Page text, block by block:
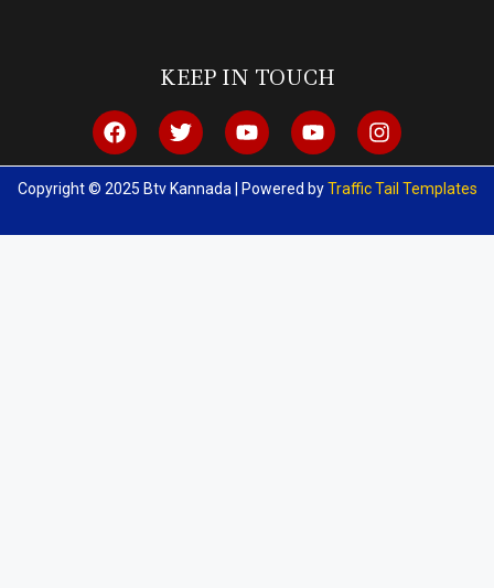
KEEP IN TOUCH
Copyright © 2025 Btv Kannada | Powered byTraffic Tail Templates